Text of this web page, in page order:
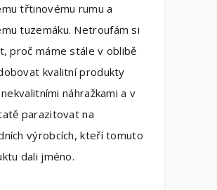
třtinovému rumu a
tuzemáku. Netroufám si
proč máme stále v oblibě
kvalitní produkty
náhražkami a v
parazitovat na
výrobcích, kteří tomuto
dali jméno.